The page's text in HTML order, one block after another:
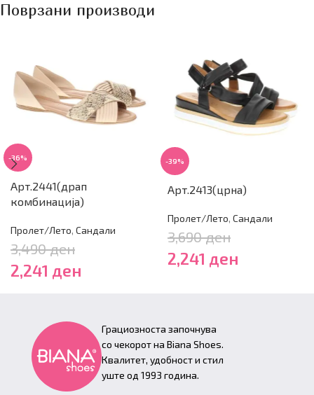
Поврзани производи
-36%
Арт.2441(драп
комбинација)
Пролет/Лето, Сандали
3,490ден
2,241 ден
-39%
Арт.2413(црна)
Пролет/Лето, Сандали
3,690ден
2,241 ден
Грациозноста започнува
со чекорот на Biana Shoes.
Квалитет, удобност и стил
уште од 1993 година.